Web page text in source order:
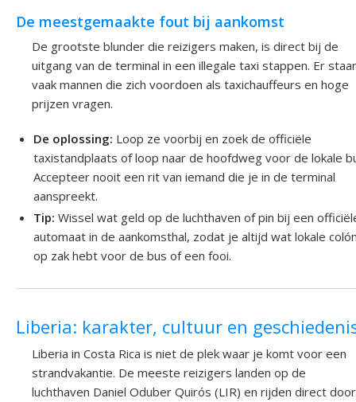
De meestgemaakte fout bij aankomst
De grootste blunder die reizigers maken, is direct bij de
uitgang van de terminal in een illegale taxi stappen. Er
vaak mannen die zich voordoen als taxichauffeurs en hoge
prijzen vragen.
De oplossing: Loop ze voorbij en zoek de officiële
taxistandplaats of loop naar de hoofdweg voor de lokale
Accepteer nooit een rit van iemand die je in de terminal
aanspreekt.
Tip: Wissel wat geld op de luchthaven of pin bij een
automaat in de aankomsthal, zodat je altijd wat lokale
op zak hebt voor de bus of een fooi.
Liberia: karakter, cultuur en
Liberia in Costa Rica is niet de plek waar je komt voor een
strandvakantie. De meeste reizigers landen op de
luchthaven Daniel Oduber Quirós (LIR) en rijden direct door